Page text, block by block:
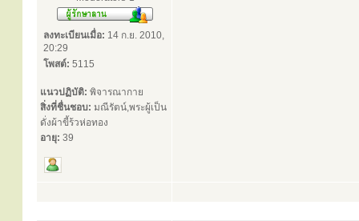
ลงทะเบียนเมื่อ: 14 ก.ย. 2010,
20:29
โพสต์: 5115
แนวปฏิบัติ: พิจารณากาย
สิ่งที่ชื่นชอบ: มณีรัตน์,พระผู้เป็น
ดั่งผ้าขี้ร้วห่อทอง
อายุ: 39